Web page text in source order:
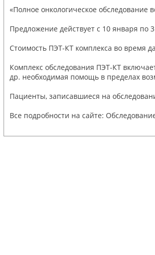
«Полное онкологическое обследование
Предложение действует с 10 января по
Стоимость ПЭТ-КТ комплекса во время
Комплекс обследования ПЭТ-КТ
др. необходимая помощь в пределах
Пациенты, записавшиеся на
Все подробности на сайте: